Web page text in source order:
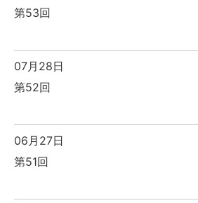
第53回
07月28日
第52回
06月27日
第51回